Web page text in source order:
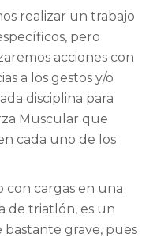
realizar un trabajo
pero
acciones con
a los gestos y/o
disciplina para
Muscular que
cada uno de los
con cargas en una
de triatlón, es un
grave, pues